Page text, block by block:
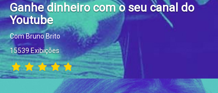
Ganhe dinheiro com o seu canal do
Youtube
Com Bruno Brito
15539 Exibições